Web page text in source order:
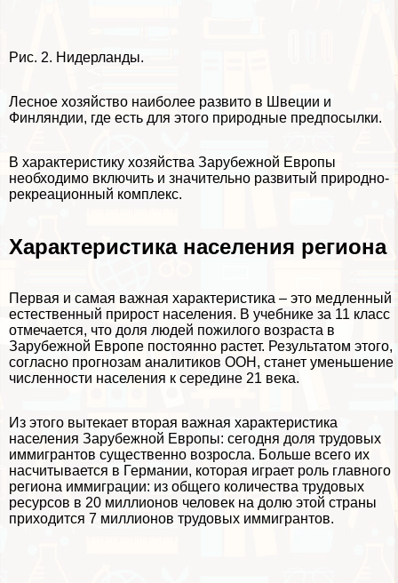
Рис. 2. Нидерланды.
Лесное хозяйство наиболее развито в Швеции и
Финляндии, где есть для этого природные предпосылки.
В хаpaктеристику хозяйства Зарубежной Европы
необходимо включить и значительно развитый природно-
рекреационный комплекс.
Хаpaктеристика населения региона
Первая и самая важная хаpaктеристика – это медленный
естественный прирост населения. В учебнике за 11 класс
отмечается, что доля людей пожилого возраста в
Зарубежной Европе постоянно растет. Результатом этого,
согласно прогнозам аналитиков ООН, станет уменьшение
численности населения к середине 21 века.
Из этого вытекает вторая важная хаpaктеристика
населения Зарубежной Европы: сегодня доля трудовых
иммигрантов существенно возросла. Больше всего их
насчитывается в Германии, которая играет роль главного
региона иммиграции: из общего количества трудовых
ресурсов в 20 миллионов человек на долю этой страны
приходится 7 миллионов трудовых иммигрантов.